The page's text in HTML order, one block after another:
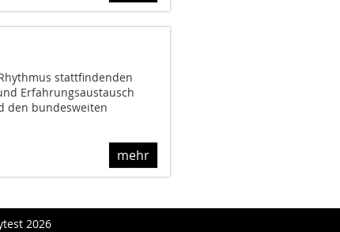
stattfindenden
Erfahrungsaustausch
den bundesweiten
mehr
2026